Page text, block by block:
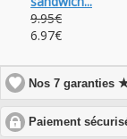
9.95€
6.97€
Nos 7 garanties
Paiement